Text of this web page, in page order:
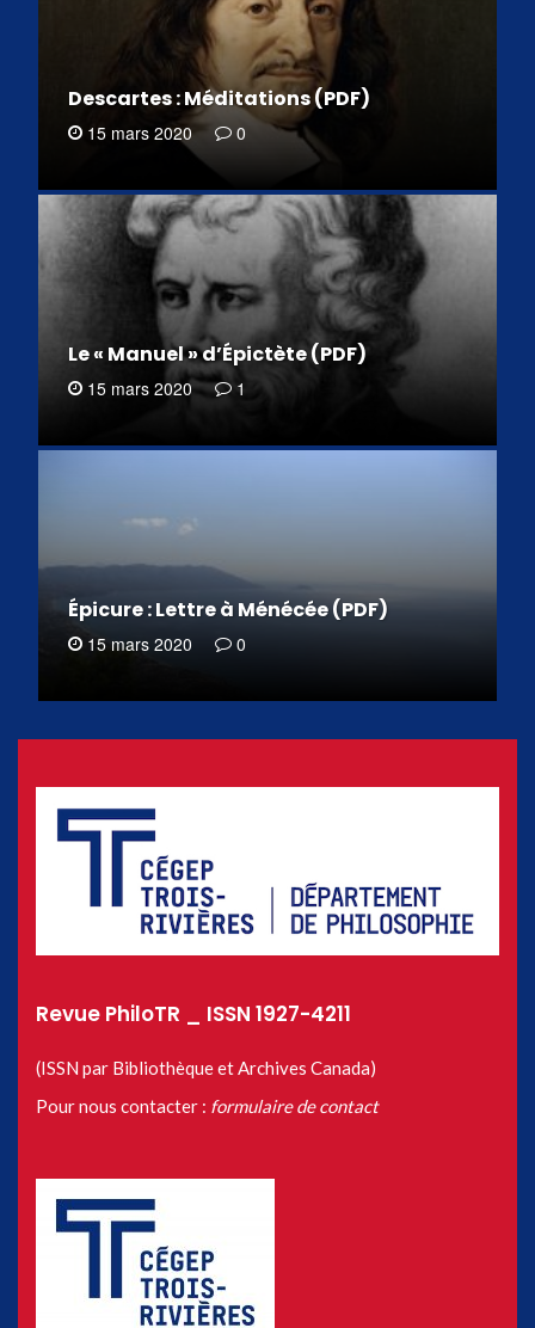
Descartes : Méditations (PDF)
15 mars 2020 0
Le « Manuel » d’Épictète (PDF)
15 mars 2020 1
Épicure : Lettre à Ménécée (PDF)
15 mars 2020 0
Revue PhiloTR _ ISSN 1927-4211
(ISSN par Bibliothèque et Archives Canada)
Pour nous contacter : formulaire de contact